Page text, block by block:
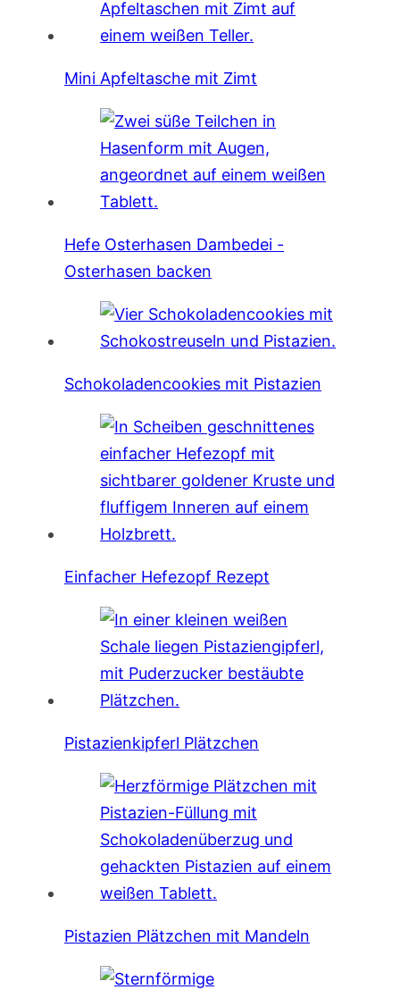
Mini Apfeltasche mit Zimt
Hefe Osterhasen Dambedei -
Osterhasen backen
Schokoladencookies mit Pistazien
Einfacher Hefezopf Rezept
Pistazienkipferl Plätzchen
Pistazien Plätzchen mit Mandeln